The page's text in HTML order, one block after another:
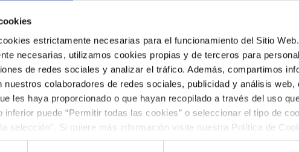
estrictamente necesarias para el funcionamiento del Sitio
necesarias, utilizamos cookies propias y de terceros para
de redes sociales y analizar el tráfico. Además, compartimos
nuestros colaboradores de redes sociales, publicidad y análisis web,
les haya proporcionado o que hayan recopilado a través del uso
inferior puede “Permitir todas las cookies” o seleccionar el tipo de
selección". Si quiere más información visite nuestra Política de
las cookies en cualquier momento.”.
Ver listado de conciertos afectados
al edificio se podrán continuar
y de seguridad que rige la